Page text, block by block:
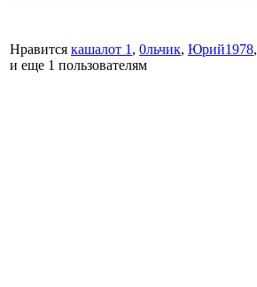
Нравится кашалот 1 , 0льчик, Юрий1978,
и еще 1 пользователям